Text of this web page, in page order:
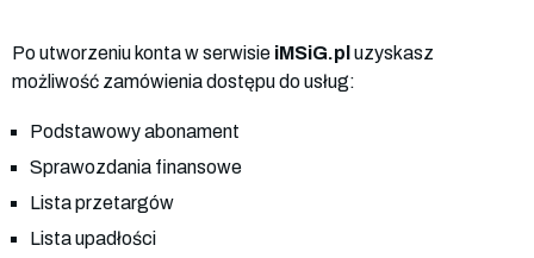
Po utworzeniu konta w serwisie iMSiG.pl uzyskasz
możliwość zamówienia dostępu do usług:
Podstawowy abonament
Sprawozdania finansowe
Lista przetargów
Lista upadłości